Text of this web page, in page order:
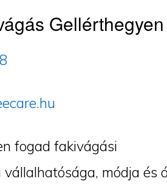
Gellérthegyen
fogad fakivágási
módja és